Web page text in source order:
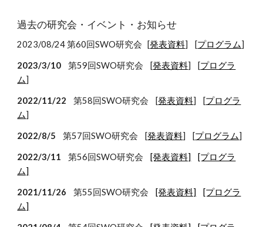
過去の研究会・イベント・お知らせ
2023/08/24 第60回SWO研究会 [発表資料] [プログラム]
2023/3/10第59回SWO研究会 [発表資料] [プログラ
ム]
2022/11/22第58回SWO研究会 [発表資料] [プログラ
ム]
2022/8/5第57回SWO研究会 [発表資料] [プログラム]
2022/3/11 第56回SWO研究会 [発表資料]
[プログラ
ム]
2021/11/26 第55回SWO研究会 [発表資料]
[プログラ
ム]